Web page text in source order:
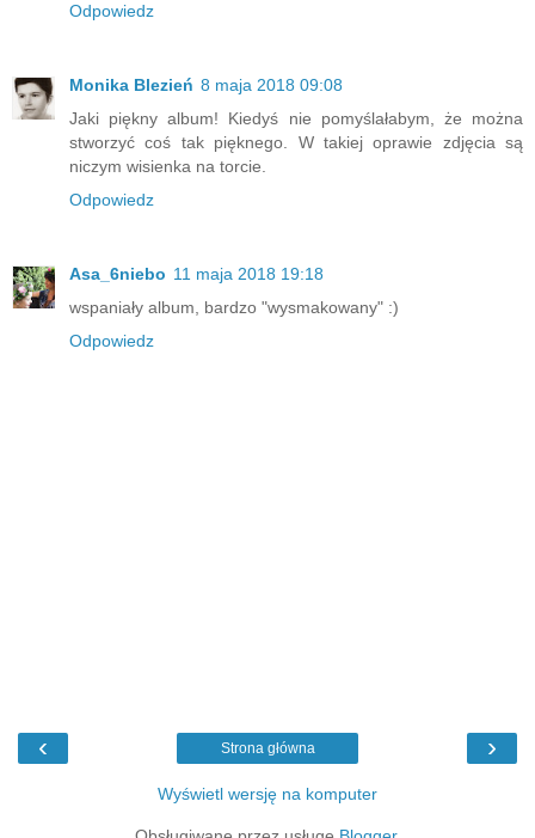
Odpowiedz
Monika Blezień 8 maja 2018 09:08
Jaki piękny album! Kiedyś nie pomyślałabym, że można
stworzyć coś tak pięknego. W takiej oprawie zdjęcia są
niczym wisienka na torcie.
Odpowiedz
Asa_6niebo 11 maja 2018 19:18
wspaniały album, bardzo "wysmakowany" :)
Odpowiedz
‹ ›
Strona główna
Wyświetl wersję na komputer